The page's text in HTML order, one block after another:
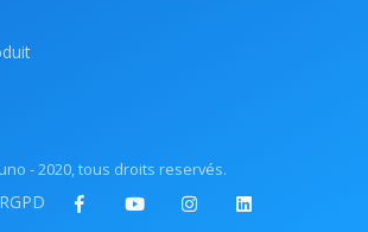
- 2020, tous droits reservés.
RGPD